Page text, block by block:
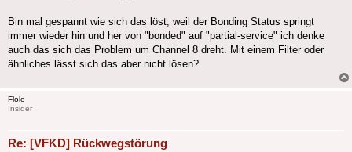
Bin mal gespannt wie sich das löst, weil der Bonding Status springt
immer wieder hin und her von "bonded" auf "partial-service" ich denke
auch das sich das Problem um Channel 8 dreht. Mit einem Filter oder
ähnliches lässt sich das aber nicht lösen?
Flole
Insider
Re: [VFKD] Rückwegstörung